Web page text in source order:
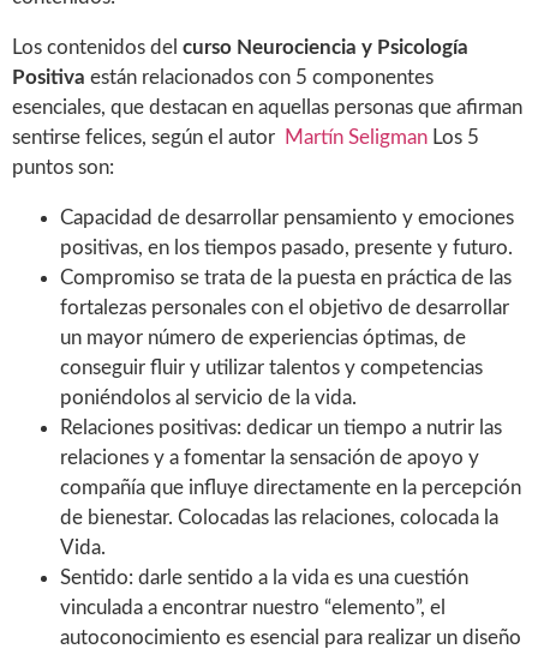
Los contenidos del curso Neurociencia y Psicología
Positiva están relacionados con 5 componentes
esenciales, que destacan en aquellas personas que afirman
sentirse felices, según el autor
Martín Seligman Los 5
puntos son:
Capacidad de desarrollar pensamiento y emociones
positivas, en los tiempos pasado, presente y futuro.
Compromiso se trata de la puesta en práctica de las
fortalezas personales con el objetivo de desarrollar
un mayor número de experiencias óptimas, de
conseguir fluir y utilizar talentos y competencias
poniéndolos al servicio de la vida.
Relaciones positivas: dedicar un tiempo a nutrir las
relaciones y a fomentar la sensación de apoyo y
compañía que influye directamente en la percepción
de bienestar. Colocadas las relaciones, colocada la
Vida.
Sentido: darle sentido a la vida es una cuestión
vinculada a encontrar nuestro “elemento”, el
autoconocimiento es esencial para realizar un diseño